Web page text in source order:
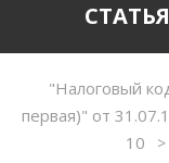
"Налоговый
первая)" от
10
>